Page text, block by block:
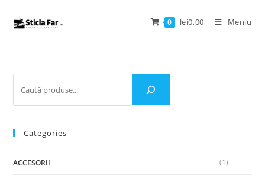
0 lei0,00 Meniu
Categories
ACCESORII (1)